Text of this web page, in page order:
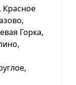
Горка,